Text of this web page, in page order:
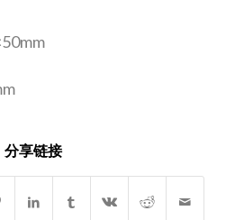
分享链接